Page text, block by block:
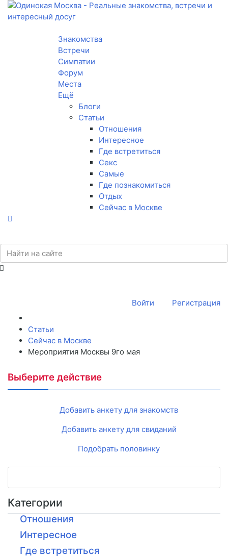
Toggle navigation
Знакомства
Встречи
Симпатии
Форум
Места
Ещё
Блоги
Статьи
Отношения
Интересное
Где встретиться
Секс
Самые
Где познакомиться
Отдых
Сейчас в Москве
Войти Регистрация
Статьи
Сейчас в Москве
Мероприятия Москвы 9го мая
Выберите действие
Добавить анкету для знакомств
Добавить анкету для свиданий
Подобрать половинку
Категории
Отношения
Интересное
Где встретиться